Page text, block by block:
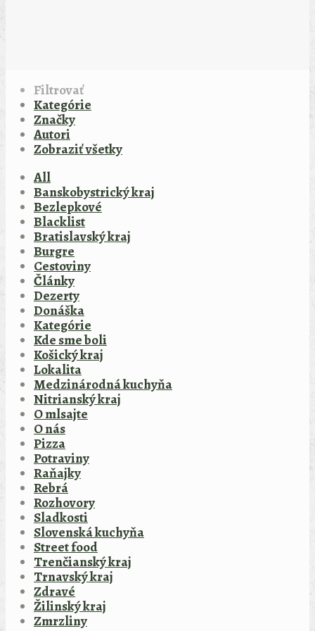
Filtrovať
Kategórie
Značky
Autori
Zobraziť všetky
All
Banskobystrický kraj
Bezlepkové
Blacklist
Bratislavský kraj
Burgre
Cestoviny
Články
Dezerty
Donáška
Kategórie
Kde sme boli
Košický kraj
Lokalita
Medzinárodná kuchyňa
Nitrianský kraj
O mlsajte
O nás
Pizza
Potraviny
Raňajky
Rebrá
Rozhovory
Sladkosti
Slovenská kuchyňa
Street food
Trenčianský kraj
Trnavský kraj
Zdravé
Žilinský kraj
Zmrzliny